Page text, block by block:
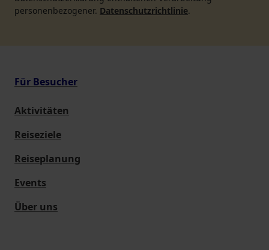
personenbezogener. Datenschutzrichtlinie.
Für Besucher
Aktivitäten
Reiseziele
Reiseplanung
Events
Über uns